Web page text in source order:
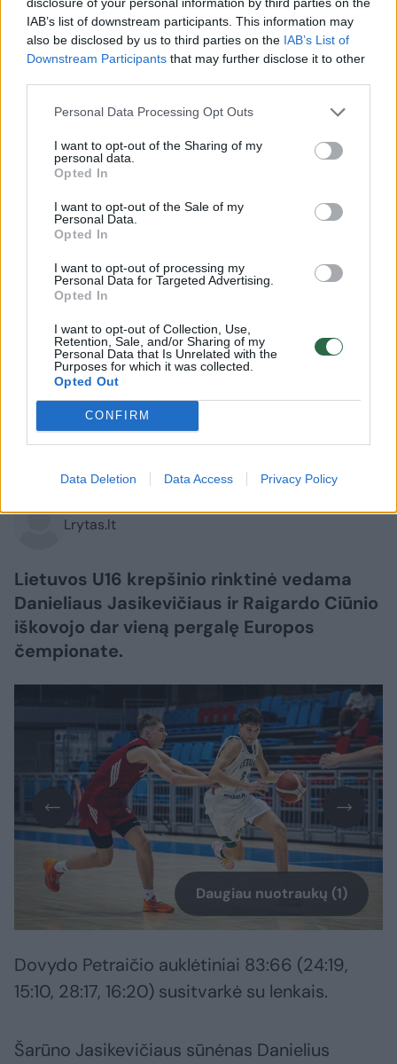
IAB’s list of downstream participants. This information may
also be disclosed by us to third parties on the IAB’s List of
Downstream Participants that may further disclose it to other
Personal Data Processing Opt Outs
I want to opt-out of the Sharing of my
personal data.
Opted In
I want to opt-out of the Sale of my
Personal Data.
Opted In
I want to opt-out of processing my
Personal Data for Targeted Advertising.
Opted In
I want to opt-out of Collection, Use,
Retention, Sale, and/or Sharing of my
Personal Data that Is Unrelated with the
Purposes for which it was collected.
Opted Out
CONFIRM
Data Deletion Data Access Privacy Policy
Prisijungti komentatoriams
Sportas Krepšinis
Nuostabaus dueto vedami
Lietuvos šešiolikmečiai įveikė
Lrytas.lt
Lietuvos U16 krepšinio rinktinė vedama
Danieliaus Jasikevičiaus ir Raigardo Ciūnio
iškovojo dar vieną pergalę Europos
čempionate.
Daugiau nuotraukų (1)
Dovydo Petraičio auklėtiniai 83:66 (24:19,
15:10, 28:17, 16:20) susitvarkė su lenkais.
Šarūno Jasikevičiaus sūnėnas Danielius